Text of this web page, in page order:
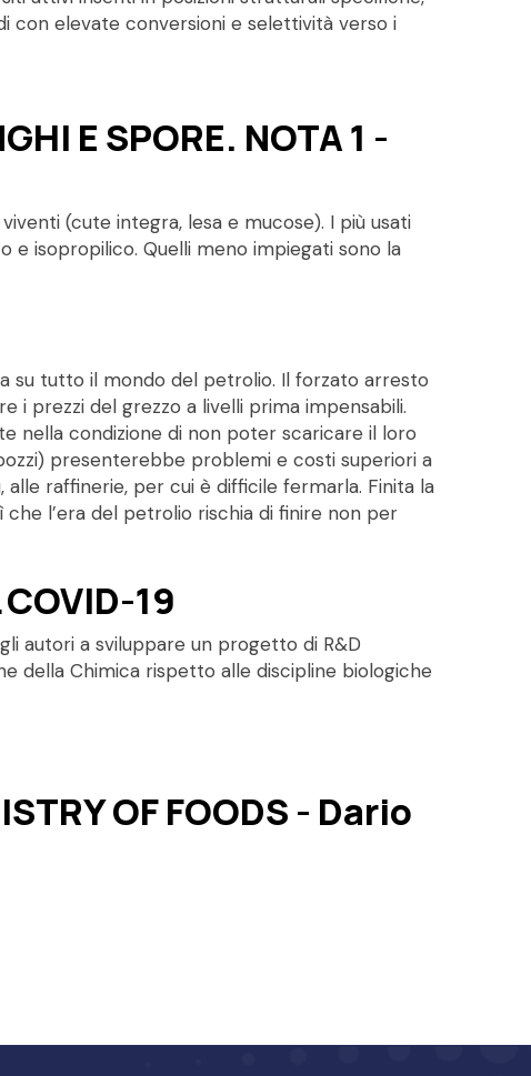
con elevate conversioni e selettività verso i
E SPORE. NOTA 1 -
(cute integra, lesa e mucose). I più usati
e isopropilico. Quelli meno impiegati sono la
su tutto il mondo del petrolio. Il forzato arresto
i prezzi del grezzo a livelli prima impensabili.
nella condizione di non poter scaricare il loro
presenterebbe problemi e costi superiori a
raffinerie, per cui è difficile fermarla. Finita la
l’era del petrolio rischia di finire non per
19
autori a sviluppare un progetto di R&D
della Chimica rispetto alle discipline biologiche
OF FOODS - Dario